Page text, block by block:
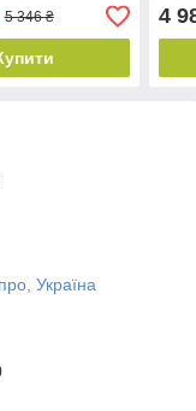
5 346 ₴ 4
Україна